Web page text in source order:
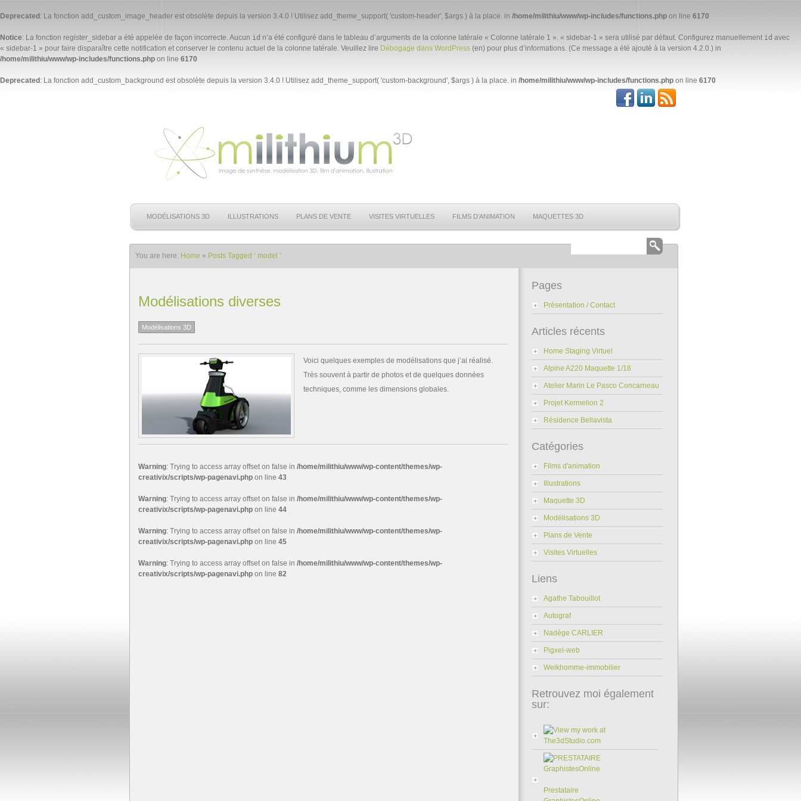
Deprecated : La fonction add_custom_image_header est obsolète depuis la version 3.4.0 ! Utilisez add_theme_support( 'custom-header', $args ) à la place. in /home/milithiu/www/wp-includes/functions.php on line 6170
Notice: La fonction register_sidebar a été appelée de façon incorrecte. Aucun id n’a été configuré dans le tableau d’arguments de la colonne latérale « Colonne latérale 1 ». « sidebar-1 » sera utilisé par défaut. Configurez manuellement id avec
« sidebar-1 » pour faire disparaître cette notification et conserver le contenu actuel de la colonne latérale. Veuillez lire Débogage dans WordPress (en) pour plus d’informations. (Ce message a été ajouté à la version 4.2.0.) in
/home/milithiu/www/wp-includes/functions.php on line 6170
Deprecated : La fonction add_custom_background estobsolète depuis la version 3.4.0 ! Utilisez add_theme_support( 'custom-background', $args ) à la place. in /home/milithiu/www/wp-includes/functions.php on line 6170
MODÉLISATIONS 3D ILLUSTRATIONS PLANS DE VENTE VISITES VIRTUELLES FILMS D’ANIMATION MAQUETTES 3D
You are here: Home » Posts Tagged ‘ model ’
Modélisations diverses
Modélisations 3D
Voici quelques exemples de modélisations que j’ai réalisé.
Très souvent à partir de photos et de quelques données
techniques, comme les dimensions globales.
Warning: Trying to access array offset on false in /home/milithiu/www/wp-content/themes/wp-
creativix/scripts/wp-pagenavi.phpon line 43
Warning: Trying to access array offset on false in /home/milithiu/www/wp-content/themes/wp-
creativix/scripts/wp-pagenavi.phpon line 44
Warning: Trying to access array offset on false in /home/milithiu/www/wp-content/themes/wp-
creativix/scripts/wp-pagenavi.phpon line 45
Warning: Trying to access array offset on false in /home/milithiu/www/wp-content/themes/wp-
creativix/scripts/wp-pagenavi.phpon line 82
Pages
Présentation / Contact
Articles récents
Home Staging Virtuel
Alpine A220 Maquette 1/18
Atelier Marin Le Pasco Concarneau
Projet Kermelion 2
Résidence Bellavista
Catégories
Films d'animation
Illustrations
Maquette 3D
Modélisations 3D
Plans de Vente
Visites Virtuelles
Liens
Agathe Tabouillot
Autograf
Nadège CARLIER
Pigxel-web
Welkhomme-immobilier
Retrouvez moi également
sur:
Prestataire